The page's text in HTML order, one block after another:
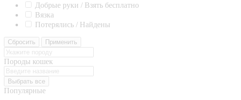
Добрые руки / Взять бесплатно
Вязка
Потерялись / Найдены
Сбросить Применить
Породы кошек
Выбрать все
Популярные